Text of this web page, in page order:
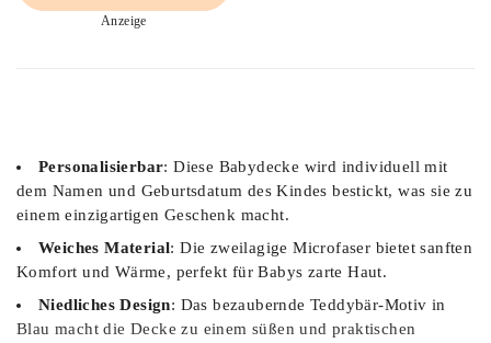
Anzeige
Personalisierbar: Diese Babydecke wird individuell mit
dem Namen und Geburtsdatum des Kindes bestickt, was sie zu
einem einzigartigen Geschenk macht.
Weiches Material: Die zweilagige Microfaser bietet sanften
Komfort und Wärme, perfekt für Babys zarte Haut.
Niedliches Design: Das bezaubernde Teddybär-Motiv in
Blau macht die Decke zu einem süßen und praktischen